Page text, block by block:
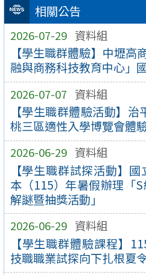
相關公告
2026-07-29 資料組
【學生職群體驗】中壢
融與商務科技教育中心」
2026-07-07 資料組
【學生職群體驗活動】
桃三區適性入學博覽會體
2026-06-29 資料組
【學生職群試探活動】
本（115）年暑假辦理
解謎暨抽獎活動」
2026-06-29 資料組
【學生職群體驗課程】
技職職業試探向下扎根夏